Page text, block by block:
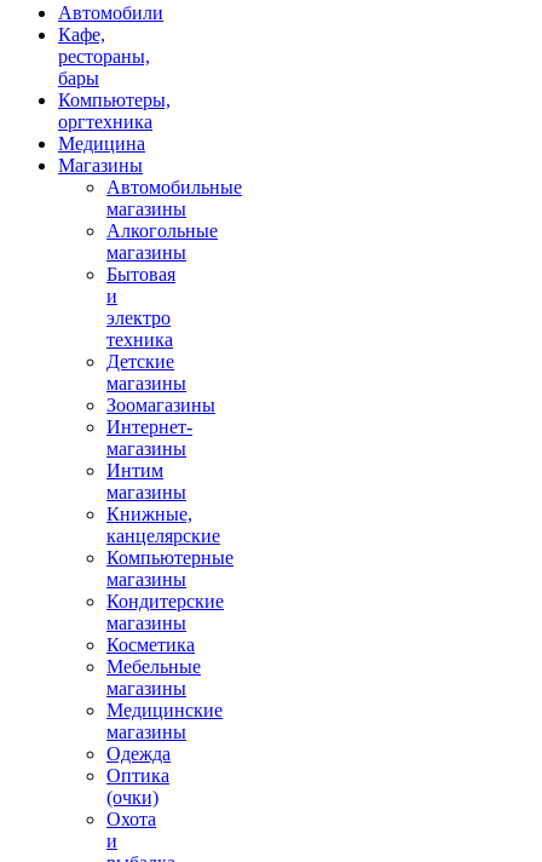
Автомобили
Кафе,
рестораны,
бары
Компьютеры,
оргтехника
Медицина
Магазины
Автомобильные
магазины
Алкогольные
магазины
Бытовая
и
электро
техника
Детские
магазины
Зоомагазины
Интернет-
магазины
Интим
магазины
Книжные,
канцелярские
Компьютерные
магазины
Кондитерские
магазины
Косметика
Мебельные
магазины
Медицинские
магазины
Одежда
Оптика
(очки)
Охота
и